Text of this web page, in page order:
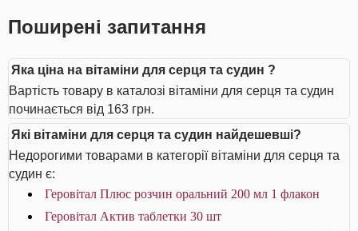
Поширені запитання
Яка ціна на вітаміни для серця та судин ?
Вартість товару в каталозі вітаміни для серця та судин
починається від 163 грн.
Які вітаміни для серця та судин найдешевші?
Недорогими товарами в категорії вітаміни для серця та
судин є:
Геровітал Плюс розчин оральний 200 мл 1 флакон
Геровітал Актив таблетки 30 шт